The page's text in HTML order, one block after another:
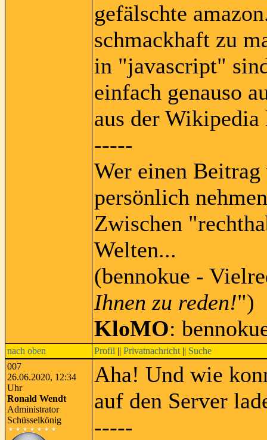
gefälschte
schmackhaft zu
in "jаvаscrіpt"
einfach genauso
aus der
-----
Wer einen
persönlich
Zwischen
Welten...
(bennokue -
Ihnen zu reden!")
KloMO:
nach oben Profil || Privatnachricht || Suche
007
26.06.2020, 12:34
Uhr
Ronald Wendt
Administrator
Schüsselkönig
Aha! Und wie
auf den Server
-----